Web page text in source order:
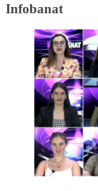
Infobanat